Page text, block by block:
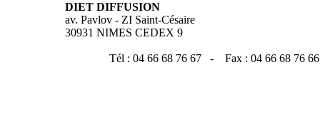
DIET DIFFUSION
av. Pavlov - ZI Saint-Césaire
30931 NIMES CEDEX 9
Tél : 04 66 68 76 67 - Fax : 04 66 68 76 66